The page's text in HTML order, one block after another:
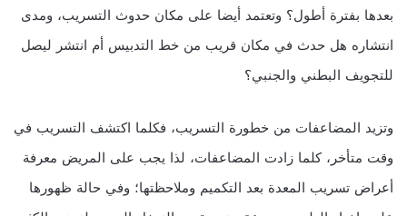
بعدها بفترة أطول؟ وتعتمد أيضا على مكان حدوث التسريب، ومدى
انتشاره هل حدث في مكان قريب من خط التدبيس أم انتشر ليصل
للتجويف البطني والجنبي؟
وتزيد المضاعفات من خطورة التسريب، فكلما اكتشف التسريب في
وقت متأخر، كلما زادت المضاعفات، لذا يجب على المريض معرفة
أعراض تسريب المعدة بعد التكميم وملاحظتها؛ وفي حالة ظهورها